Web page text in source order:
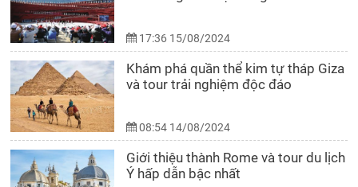
17:36 15/08/2024
Khám phá quần thể kim tự tháp Giza
và tour trải nghiệm độc đáo
08:54 14/08/2024
Giới thiệu thành Rome và tour du lịch
Ý hấp dẫn bậc nhất